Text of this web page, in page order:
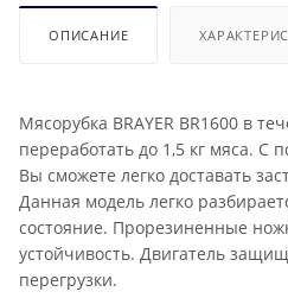
ОПИСАНИЕ
Мясорубка BRAYER BR1600 в
переработать до 1,5 кг мяса.
Вы сможете легко доставать
Данная модель легко
состояние. Прорезиненные
устойчивость. Двигатель
перегрузки.